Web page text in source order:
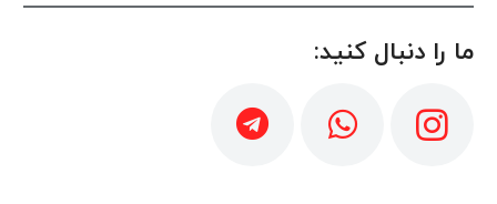
ما را دنبال کنید: